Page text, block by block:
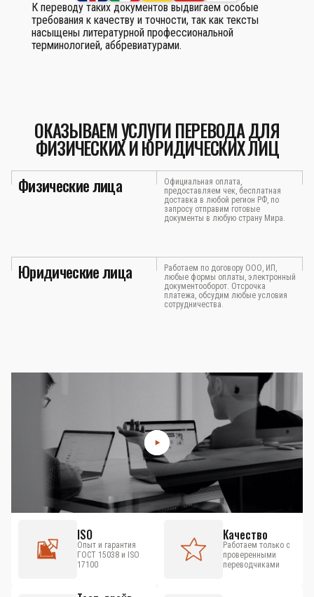
К переводу таких документов выдвигаем особые
требования к качеству и точности, так как тексты
насыщены литературной профессиональной
терминологией, аббревиатурами.
ОКАЗЫВАЕМ УСЛУГИ ПЕРЕВОДА ДЛЯ
ФИЗИЧЕСКИХ И ЮРИДИЧЕСКИХ ЛИЦ
Физические лица
Официальная оплата,
предоставляем чек, бесплатная
доставка в любой регион РФ, по
запросу отправим готовые
документы в любую страну Мира.
Юридические лица
Работаем по договору ООО, ИП,
любые формы оплаты, электронный
документооборот. Отсрочка
платежа, обсудим любые условия
сотрудничества.
ISO
Опыт и гарантия
ГОСТ 15038 и ISO
17100
Качество
Работаем только с
проверенными
переводчиками